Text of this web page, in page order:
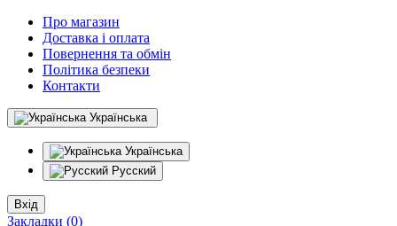
Про магазин
Доставка і оплата
Повернення та обмін
Політика безпеки
Контакти
Українська
Українська
Русский
Вхід
Закладки (0)